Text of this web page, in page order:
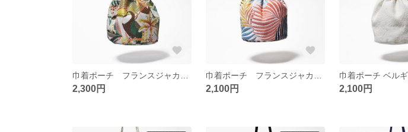
2,300円 2,100円
巾着ポーチ ベル
2,100円